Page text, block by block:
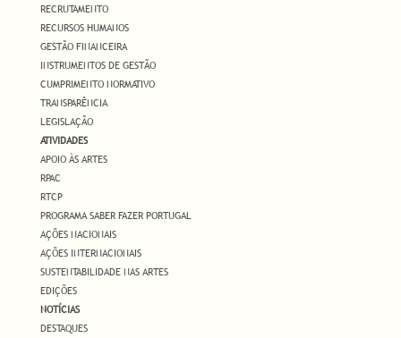
RECRUTAMENTO
RECURSOS HUMANOS
GESTÃO FINANCEIRA
INSTRUMENTOS DE GESTÃO
CUMPRIMENTO NORMATIVO
TRANSPARÊNCIA
LEGISLAÇÃO
ATIVIDADES
APOIO ÀS ARTES
RPAC
RTCP
PROGRAMA SABER FAZER PORTUGAL
AÇÕES NACIONAIS
AÇÕES INTERNACIONAIS
SUSTENTABILIDADE NAS ARTES
EDIÇÕES
NOTÍCIAS
DESTAQUES